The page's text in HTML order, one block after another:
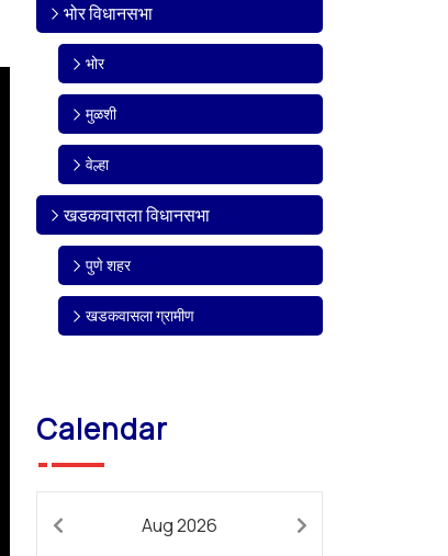
भोर विधानसभा
भोर
मुळशी
वेल्हा
खडकवासला विधानसभा
पुणे शहर
खडकवासला ग्रामीण
Calendar
Aug 2026